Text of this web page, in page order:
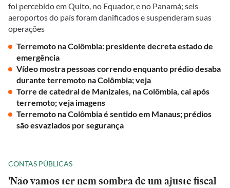
foi percebido em Quito, no Equador, e no Panamá; seis
aeroportos do país foram danificados e suspenderam suas
operações
Terremoto na Colômbia: presidente decreta estado de
emergência
Vídeo mostra pessoas correndo enquanto prédio desaba
durante terremoto na Colômbia; veja
Torre de catedral de Manizales, na Colômbia, cai após
terremoto; veja imagens
Terremoto na Colômbia é sentido em Manaus; prédios
são esvaziados por segurança
CONTAS PÚBLICAS
'Não vamos ter nem sombra de um ajuste fiscal